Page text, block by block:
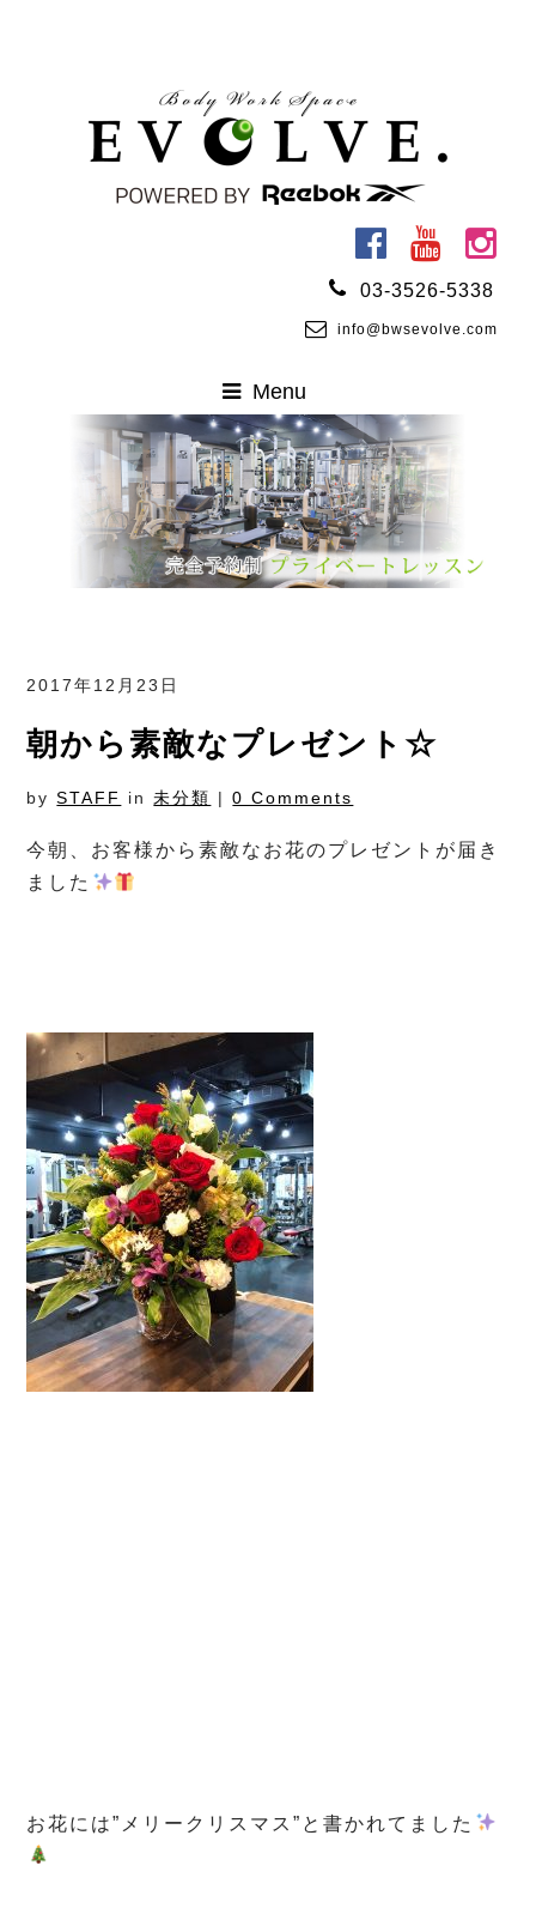
03-3526-5338
info@bwsevolve.com
2017年12月23日
朝から素敵なプレゼント☆
bySTAFF in未分類 |0 Comments
今朝、お客様から素敵なお花のプレゼントが届き
ました
お花には”メリークリスマス”と書かれてました